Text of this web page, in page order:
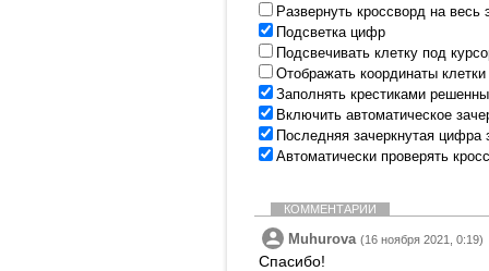
Развернуть кроссворд на
Подсветка цифр
Подсвечивать клетку под
Отображать координаты
Заполнять крестиками
Включить автоматическое
Последняя зачеркнутая цифра
Автоматически проверять
КОММЕНТАРИИ
Muhurova (16 ноября 2021, 0:19)
Спасибо!